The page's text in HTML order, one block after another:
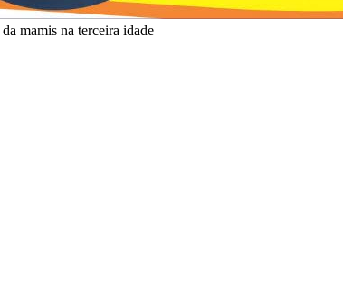
mamis na terceira idade